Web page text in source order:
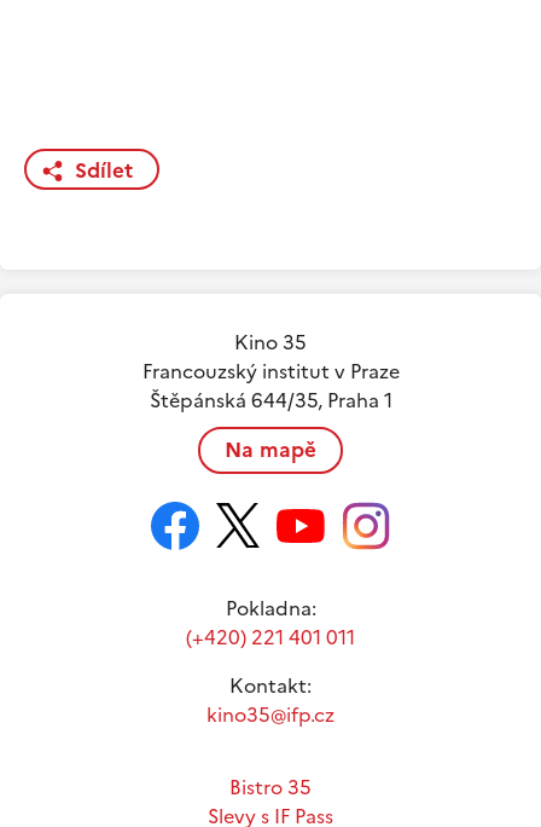
Sdílet
Kino 35
Francouzský institut v Praze
Štěpánská 644/35, Praha 1
Na mapě
Pokladna:
(+420) 221 401 011
Kontakt:
kino35@ifp.cz
Bistro 35
Slevy s IF Pass